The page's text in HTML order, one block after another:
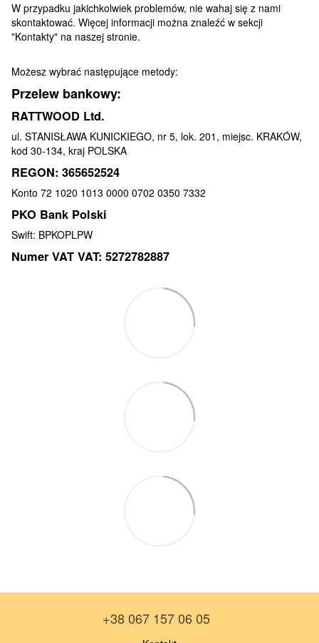
W przypadku jakichkolwiek problemów, nie wahaj się z nami
skontaktować. Więcej informacji można znaleźć w sekcji
"Kontakty" na naszej stronie.
Możesz wybrać następujące metody:
Przelew bankowy:
RATTWOOD Ltd.
ul. STANISŁAWA KUNICKIEGO, nr 5, lok. 201, miejsc. KRAKÓW,
kod 30-134, kraj POLSKA
REGON: 365652524
Konto 72 1020 1013 0000 0702 0350 7332
PKO Bank Polski
Swift: BPKOPLPW
Numer VAT VAT: 5272782887
+38 067 157 06 05